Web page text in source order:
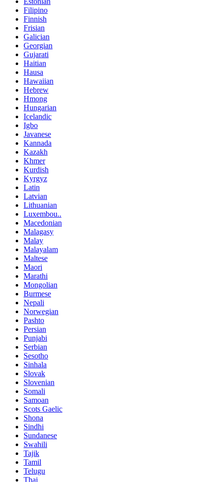
Filipino
Finnish
Frisian
Galician
Georgian
Gujarati
Haitian
Hausa
Hawaiian
Hebrew
Hmong
Hungarian
Icelandic
Igbo
Javanese
Kannada
Kazakh
Khmer
Kurdish
Kyrgyz
Latin
Latvian
Lithuanian
Luxembou..
Macedonian
Malagasy
Malay
Malayalam
Maltese
Maori
Marathi
Mongolian
Burmese
Nepali
Norwegian
Pashto
Persian
Punjabi
Serbian
Sesotho
Sinhala
Slovak
Slovenian
Somali
Samoan
Scots Gaelic
Shona
Sindhi
Sundanese
Swahili
Tajik
Tamil
Telugu
Thai